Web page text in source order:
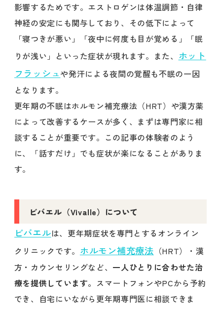
影響するためです。エストロゲンは体温調節・自律
神経の安定にも関与しており、その低下によって
「寝つきが悪い」「夜中に何度も目が覚める」「眠
りが浅い」といった症状が現れます。また、 ホット
フラッシュや発汗による夜間の覚醒も不眠の一因
となります。
更年期の不眠はホルモン補充療法（HRT）や漢方薬
によって改善するケースが多く、まずは専門家に相
談することが重要です。この記事の体験者のよう
に、「話すだけ」でも症状が楽になることがありま
す。
ビバエル（Vivalle）について
ビバエルは、更年期症状を専門とするオンライン
クリニックです。 ホルモン補充療法 （HRT）・漢
方・カウンセリングなど、 一人ひとりに合わせた治
療を提供しています。 スマートフォンやPCから予約
でき、自宅にいながら更年期専門医に相談できま